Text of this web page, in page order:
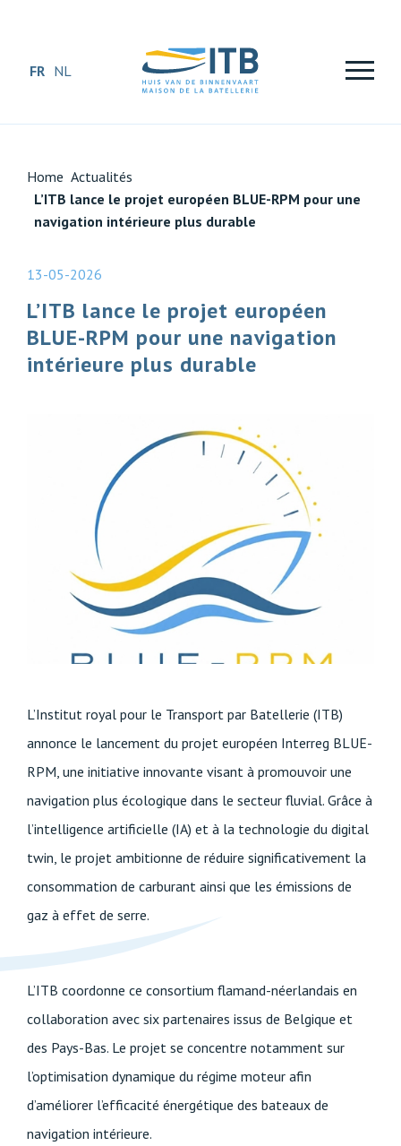
FR NL
Home Actualités
L’ITB lance le projet européen BLUE-RPM pour une
navigation intérieure plus durable
13-05-2026
L’ITB lance le projet européen
BLUE-RPM pour une navigation
intérieure plus durable
L’Institut royal pour le Transport par Batellerie (ITB)
annonce le lancement du projet européen Interreg BLUE-
RPM, une initiative innovante visant à promouvoir une
navigation plus écologique dans le secteur fluvial. Grâce à
l’intelligence artificielle (IA) et à la technologie du digital
twin, le projet ambitionne de réduire significativement la
consommation de carburant ainsi que les émissions de
gaz à effet de serre.
L’ITB coordonne ce consortium flamand-néerlandais en
collaboration avec six partenaires issus de Belgique et
des Pays-Bas. Le projet se concentre notamment sur
l’optimisation dynamique du régime moteur afin
d’améliorer l’efficacité énergétique des bateaux de
navigation intérieure.